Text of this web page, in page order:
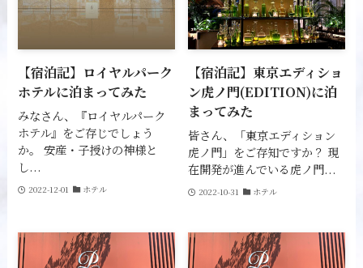
【宿泊記】ロイヤルパーク
ホテルに泊まってみた
みなさん、『ロイヤルパーク
ホテル』をご存じでしょう
か。 安産・子授けの神様と
し...
2022-12-01 ホテル
【宿泊記】東京エディショ
ン虎ノ門(EDITION)に泊
まってみた
皆さん、「東京エディション
虎ノ門」をご存知ですか？ 現
在開発が進んでいる虎ノ門...
2022-10-31 ホテル